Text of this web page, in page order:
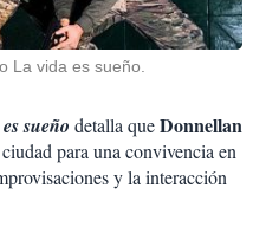
La vida es sueño.
sueño detalla queDonnellan
para una convivencia en
y la interacción